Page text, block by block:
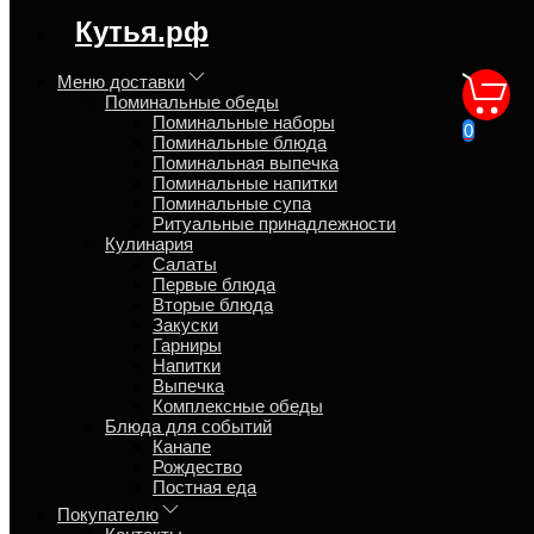
Синтаксическая ошибка в блоке
speed_kutya.top_banner_content
Кутья.рф
Меню доставки
Поминальные обеды
Поминальные наборы
Поминальные блюда
Поминальная выпечка
Поминальные напитки
Поминальные супа
Ритуальные принадлежности
Кулинария
Салаты
Первые блюда
Вторые блюда
Закуски
Гарниры
Напитки
Выпечка
Комплексные обеды
Блюда для событий
Канапе
Рождество
Постная еда
Покупателю
0
Стол на поминки
17 мая 2017
Как сервируют стол и что подают на
поминки?
На поминки на стол накрывают не кошерно, всё должно быть
просто, скромно и сытно.Церковь говорит
это не тот случай, когда надо удивлять гостей, как говориться